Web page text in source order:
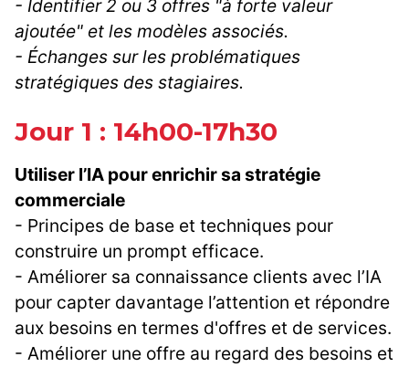
- Identifier 2 ou 3 offres "à forte valeur
ajoutée" et les modèles associés.
- Échanges sur les problématiques
stratégiques des stagiaires.
Jour 1 : 14h00-17h30
Utiliser l’IA pour enrichir sa stratégie
commerciale
- Principes de base et techniques pour
construire un prompt efficace.
- Améliorer sa connaissance clients avec l’IA
pour capter davantage l’attention et répondre
aux besoins en termes d'offres et de services.
- Améliorer une offre au regard des besoins et